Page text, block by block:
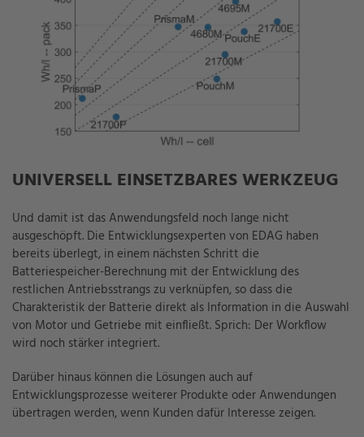
UNIVERSELL EINSETZBARES WERKZEUG
Und damit ist das Anwendungsfeld noch lange nicht
ausgeschöpft. Die Entwicklungsexperten von EDAG haben
bereits überlegt, in einem nächsten Schritt die
Batteriespeicher-Berechnung mit der Entwicklung des
restlichen Antriebsstrangs zu verknüpfen, so dass die
Charakteristik der Batterie direkt als Information in die Auswahl
von Motor und Getriebe mit einfließt. Sprich: Der Workflow
wird noch stärker integriert.
Darüber hinaus können die Lösungen auch auf
Entwicklungsprozesse weiterer Produkte oder Anwendungen
übertragen werden, wenn Kunden dafür Interesse zeigen.